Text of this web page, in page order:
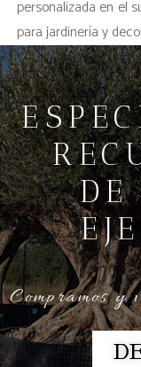
personalizada en el
para jardinería y
DE
Compramos y